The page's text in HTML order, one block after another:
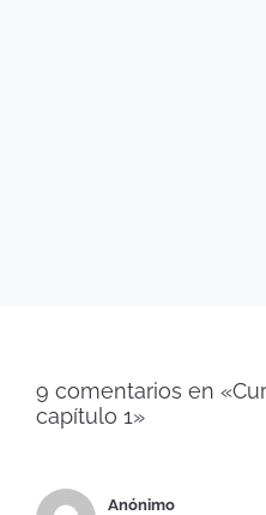
9 comentarios en
capítulo 1»
Anónimo